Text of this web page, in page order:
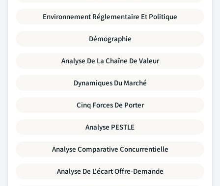
Environnement Réglementaire Et Politique
Démographie
Analyse De La Chaîne De Valeur
Dynamiques Du Marché
Cinq Forces De Porter
Analyse PESTLE
Analyse Comparative Concurrentielle
Analyse De L'écart Offre-Demande